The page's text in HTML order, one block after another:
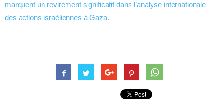
marquent un revirement significatif dans l’analyse internationale
des actions israéliennes à Gaza.